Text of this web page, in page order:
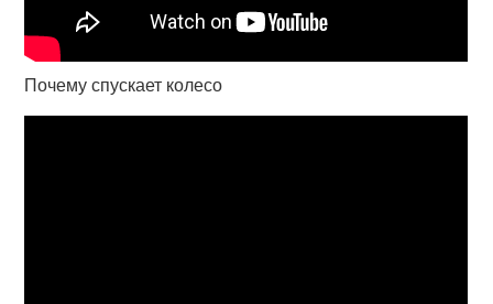
Почему спускает колесо